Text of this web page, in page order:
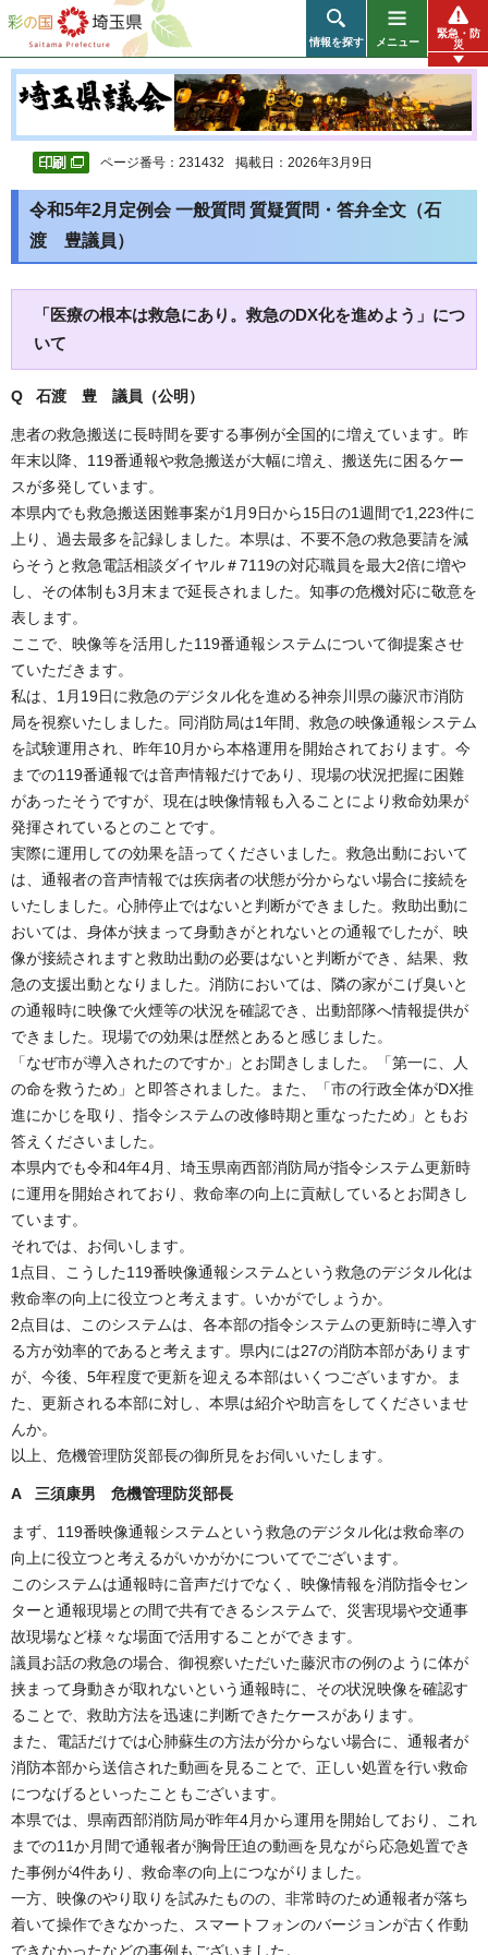
彩の国 埼玉県
情報を探す メニュー
緊急・防
災
ページ番号：231432 掲載日：2026年3月9日
令和5年2月定例会 一般質問 質疑質問・答弁全文（石
渡 豊議員）
「医療の根本は救急にあり。救急のDX化を進めよう」につ
いて
Q 石渡 豊 議員（公明）
患者の救急搬送に長時間を要する事例が全国的に増えています。昨
年末以降、119番通報や救急搬送が大幅に増え、搬送先に困るケー
スが多発しています。
本県内でも救急搬送困難事案が1月9日から15日の1週間で1,223件に
上り、過去最多を記録しました。本県は、不要不急の救急要請を減
らそうと救急電話相談ダイヤル＃7119の対応職員を最大2倍に増や
し、その体制も3月末まで延長されました。知事の危機対応に敬意を
表します。
ここで、映像等を活用した119番通報システムについて御提案させ
ていただきます。
私は、1月19日に救急のデジタル化を進める神奈川県の藤沢市消防
局を視察いたしました。同消防局は1年間、救急の映像通報システム
を試験運用され、昨年10月から本格運用を開始されております。今
までの119番通報では音声情報だけであり、現場の状況把握に困難
があったそうですが、現在は映像情報も入ることにより救命効果が
発揮されているとのことです。
実際に運用しての効果を語ってくださいました。救急出動において
は、通報者の音声情報では疾病者の状態が分からない場合に接続を
いたしました。心肺停止ではないと判断ができました。救助出動に
おいては、身体が挟まって身動きがとれないとの通報でしたが、映
像が接続されますと救助出動の必要はないと判断ができ、結果、救
急の支援出動となりました。消防においては、隣の家がこげ臭いと
の通報時に映像で火煙等の状況を確認でき、出動部隊へ情報提供が
できました。現場での効果は歴然とあると感じました。
「なぜ市が導入されたのですか」とお聞きしました。「第一に、人
の命を救うため」と即答されました。また、「市の行政全体がDX推
進にかじを取り、指令システムの改修時期と重なったため」ともお
答えくださいました。
本県内でも令和4年4月、埼玉県南西部消防局が指令システム更新時
に運用を開始されており、救命率の向上に貢献しているとお聞きし
ています。
それでは、お伺いします。
1点目、こうした119番映像通報システムという救急のデジタル化は
救命率の向上に役立つと考えます。いかがでしょうか。
2点目は、このシステムは、各本部の指令システムの更新時に導入す
る方が効率的であると考えます。県内には27の消防本部があります
が、今後、5年程度で更新を迎える本部はいくつございますか。ま
た、更新される本部に対し、本県は紹介や助言をしてくださいませ
んか。
以上、危機管理防災部長の御所見をお伺いいたします。
A 三須康男 危機管理防災部長
まず、119番映像通報システムという救急のデジタル化は救命率の
向上に役立つと考えるがいかがかについてでございます。
このシステムは通報時に音声だけでなく、映像情報を消防指令セン
ターと通報現場との間で共有できるシステムで、災害現場や交通事
故現場など様々な場面で活用することができます。
議員お話の救急の場合、御視察いただいた藤沢市の例のように体が
挟まって身動きが取れないという通報時に、その状況映像を確認す
ることで、救助方法を迅速に判断できたケースがあります。
また、電話だけでは心肺蘇生の方法が分からない場合に、通報者が
消防本部から送信された動画を見ることで、正しい処置を行い救命
につなげるといったこともございます。
本県では、県南西部消防局が昨年4月から運用を開始しており、これ
までの11か月間で通報者が胸骨圧迫の動画を見ながら応急処置でき
た事例が4件あり、救命率の向上につながりました。
一方、映像のやり取りを試みたものの、非常時のため通報者が落ち
着いて操作できなかった、スマートフォンのバージョンが古く作動
できなかったなどの事例もございました。